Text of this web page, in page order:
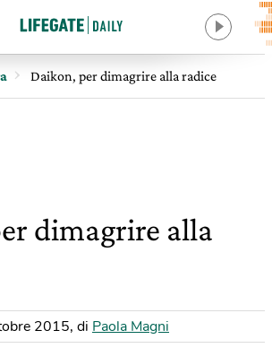
Daikon, per dimagrire alla radice
dimagrire alla
2015, di Paola Magni